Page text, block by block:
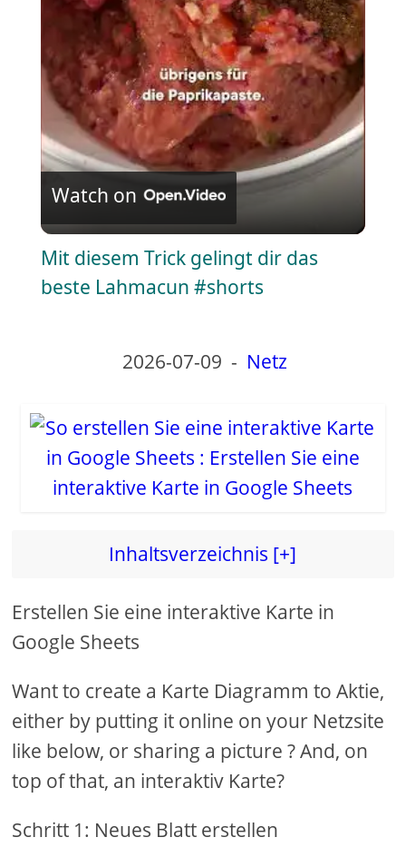
l
a
y
V
i
d
e
Watch on
Mit diesem Trick gelingt dir das
beste Lahmacun #shorts
2026-07-09 - Netz
Inhaltsverzeichnis [+]
Erstellen Sie eine interaktive Karte in
Google Sheets
Want to create a Karte Diagramm to Aktie,
either by putting it online on your Netzsite
like below, or sharing a picture ? And, on
top of that, an interaktiv Karte?
Schritt 1: Neues Blatt erstellen